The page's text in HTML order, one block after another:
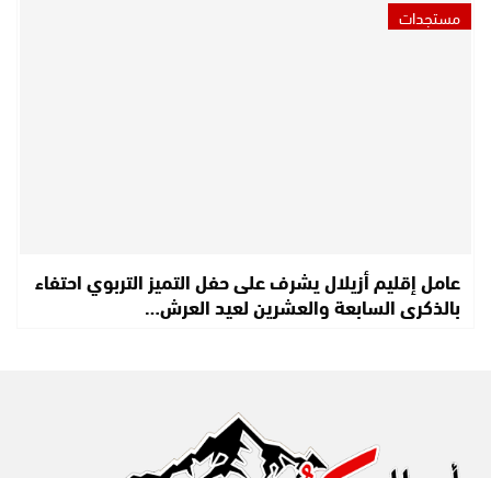
مستجدات
عامل إقليم أزيلال يشرف على حفل التميز التربوي احتفاء
بالذكرى السابعة والعشرين لعيد العرش…